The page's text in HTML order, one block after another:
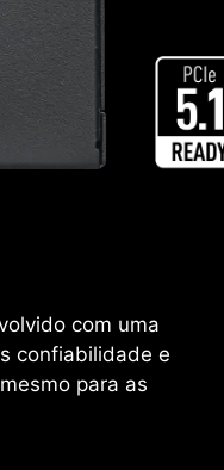
com uma
confiabilidade e
para as